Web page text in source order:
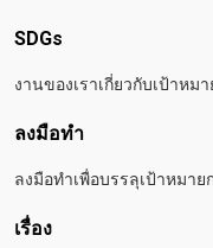
SDGs
งานของเราเกี่ยวกับเป้าห
ลงมือทำ
ลงมือทำเพื่อบรรลุเป้าหมา
เรื่อง